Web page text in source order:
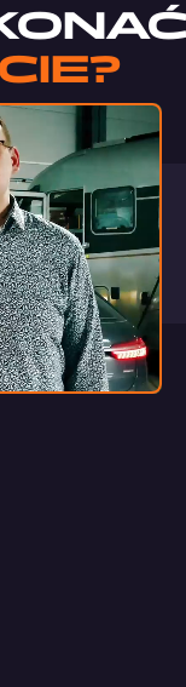
5 minut
510 055 981